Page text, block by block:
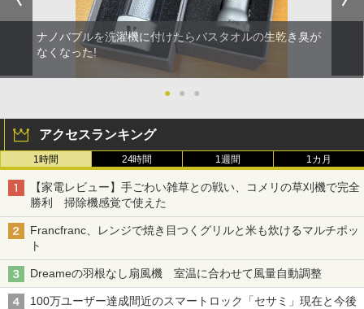
ナノバブルを洗濯機に付けたらバスタオルの生乾き臭が
なくなった!
● ● ●
アクセスランキング
1時間 24時間 1週間 1カ月
【家電レビュー】手ごわい雑草との戦い、コメリの草刈機で完全
勝利 掃除機感覚で使えた
Francfranc、レンジで焼き目つくグリルと米も炊けるマルチポッ
ト
Dreameの羽根なし扇風機 室温に合わせて風量自動調整
100万ユーザー達成間近のスマートロック「セサミ」現在と今後